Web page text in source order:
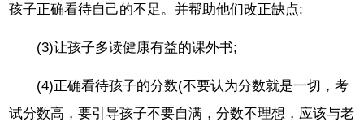
孩子正确看待自己的不足。并帮助他们改正缺点;
(3)让孩子多读健康有益的课外书;
(4)正确看待孩子的分数(不要认为分数就是一切，考
试分数高，要引导孩子不要自满，分数不理想，应该与老